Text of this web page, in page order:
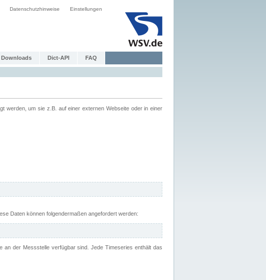
Datenschutzhinweise Einstellungen
Downloads Dict-API FAQ
werden, um sie z.B. auf einer externen Webseite oder in einer
Daten können folgendermaßen angefordert werden:
an der Messstelle verfügbar sind. Jede Timeseries enthält das